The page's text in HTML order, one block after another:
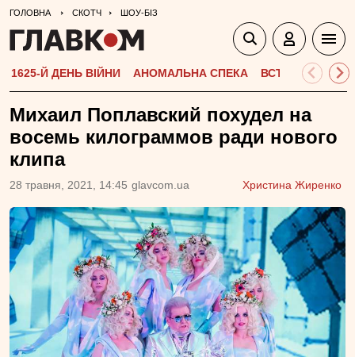
ГОЛОВНА СКОТЧ ШОУ-БІЗ
1625-Й ДЕНЬ ВІЙНИ АНОМАЛЬНА СПЕКА ВСТУПНА
Михаил Поплавский похудел на
восемь килограммов ради нового
клипа
28 травня, 2021, 14:45 glavcom.ua Христина Жиренко